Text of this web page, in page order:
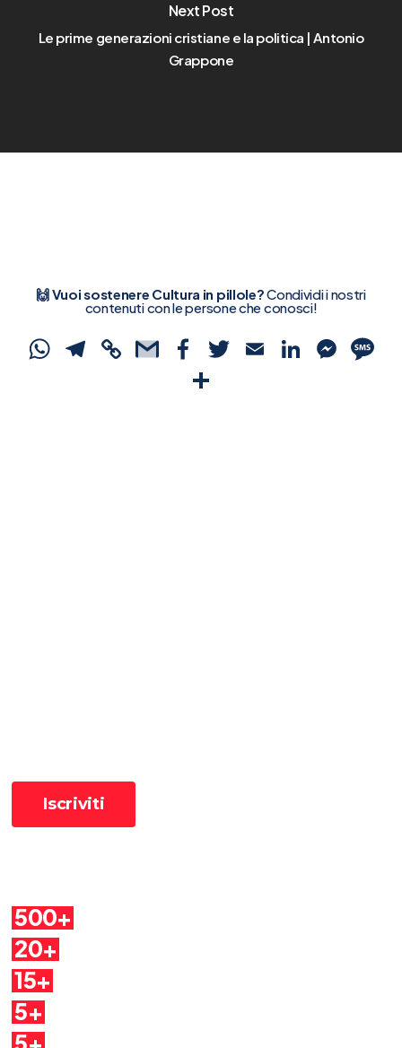
Next Post
Le prime generazioni cristiane e la politica | Antonio
Grappone
🙌 Vuoi sostenere Cultura in pillole?Condividi i nostri
contenuti con le persone che conosci!
WhatsApp
Telegram
CopyGmailFacebook
Twitter
Email
500+
20+
15+
5+